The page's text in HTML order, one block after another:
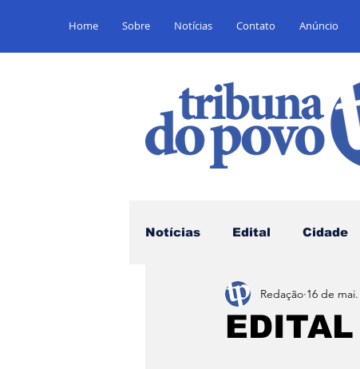
Home Sobre Notícias Contato Anúncio
Notícias Edital Cidade
Educação
Redação 16 de